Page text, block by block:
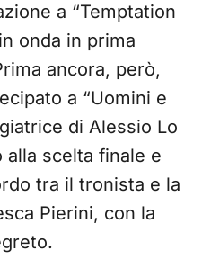
a “Temptation
onda in prima
ancora, però,
a “Uomini e
di Alessio Lo
alla scelta finale e
tra il tronista e la
Pierini, con la